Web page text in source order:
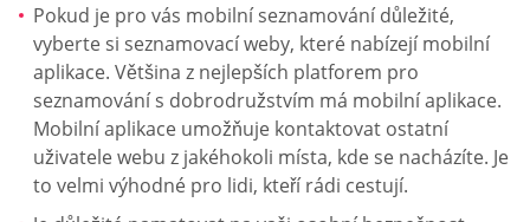
Pokud je pro vás mobilní seznamování důležité,
vyberte si seznamovací weby, které nabízejí mobilní
aplikace. Většina z nejlepších platforem pro
seznamování s dobrodružstvím má mobilní aplikace.
Mobilní aplikace umožňuje kontaktovat ostatní
uživatele webu z jakéhokoli místa, kde se nacházíte. Je
to velmi výhodné pro lidi, kteří rádi cestují.